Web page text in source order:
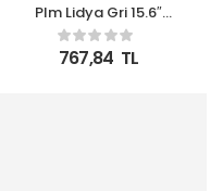
Plm Lidya Gri 15.6″
Notebook Sırt Çantası
767,84 TL